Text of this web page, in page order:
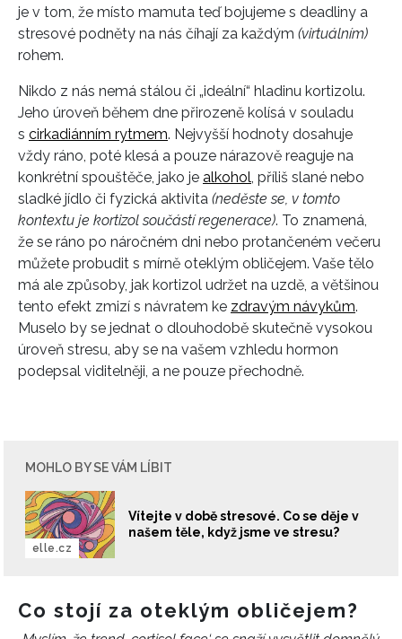
je v tom, že místo mamuta teď bojujeme s deadliny a
stresové podněty na nás číhají za každým (virtuálním)
rohem.
Nikdo z nás nemá stálou či „ideální“ hladinu kortizolu.
Jeho úroveň během dne přirozeně kolísá v souladu
s cirkadiánním rytmem. Nejvyšší hodnoty dosahuje
vždy ráno, poté klesá a pouze nárazově reaguje na
konkrétní spouštěče, jako je alkohol , příliš slané nebo
sladké jídlo či fyzická aktivita (neděste se, v tomto
kontextu je kortizol součástí regenerace). To znamená,
že se ráno po náročném dni nebo protančeném večeru
můžete probudit s mírně oteklým obličejem. Vaše tělo
má ale způsoby, jak kortizol udržet na uzdě, a většinou
tento efekt zmizí s návratem ke zdravým návykům.
Muselo by se jednat o dlouhodobě skutečně vysokou
úroveň stresu, aby se na vašem vzhledu hormon
podepsal viditelněji, a ne pouze přechodně.
MOHLO BY SE VÁM LÍBIT
Vítejte v době stresové. Co se děje v
našem těle, když jsme ve stresu?
elle.cz
Co stojí za oteklým obličejem?